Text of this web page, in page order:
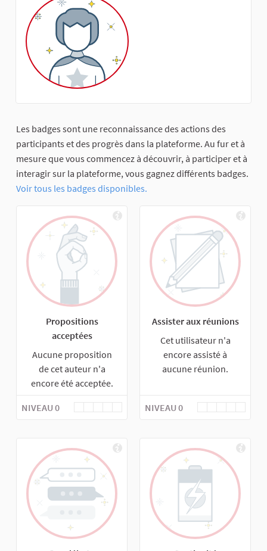
Les badges sont une reconnaissance des actions des
participants et des progrès dans la plateforme. Au fur et à
mesure que vous commencez à découvrir, à participer et à
interagir sur la plateforme, vous gagnez différents badges.
Voir tous les badges disponibles.
Propositions
acceptées
Aucune proposition
de cet auteur n'a
encore été acceptée.
NIVEAU 0
Assister aux réunions
Cet utilisateur n'a
encore assisté à
aucune réunion.
NIVEAU 0